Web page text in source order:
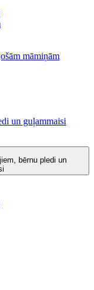
māmiņām
un guļammaisi
bērnu pledi un